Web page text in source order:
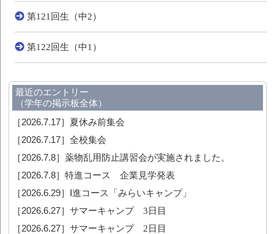
第121回生（中2）
第122回生（中1）
最近のエントリー
（学年の掲示板全体）
［2026.7.17］ 夏休み前集会
［2026.7.17］全校集会
［2026.7.8］薬物乱用防止講習会が実施されました。
［2026.7.8］特進コース 企業見学発表
［2026.6.29］ Ⅰ進コース「みらいキャンプ」
［2026.6.27］サマーキャンプ 3日目
［2026.6.27］サマーキャンプ 2日目